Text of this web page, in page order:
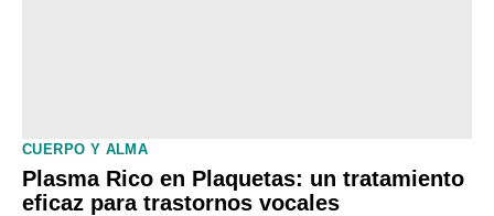
CUERPO Y ALMA
Plasma Rico en Plaquetas: un tratamiento
eficaz para trastornos vocales